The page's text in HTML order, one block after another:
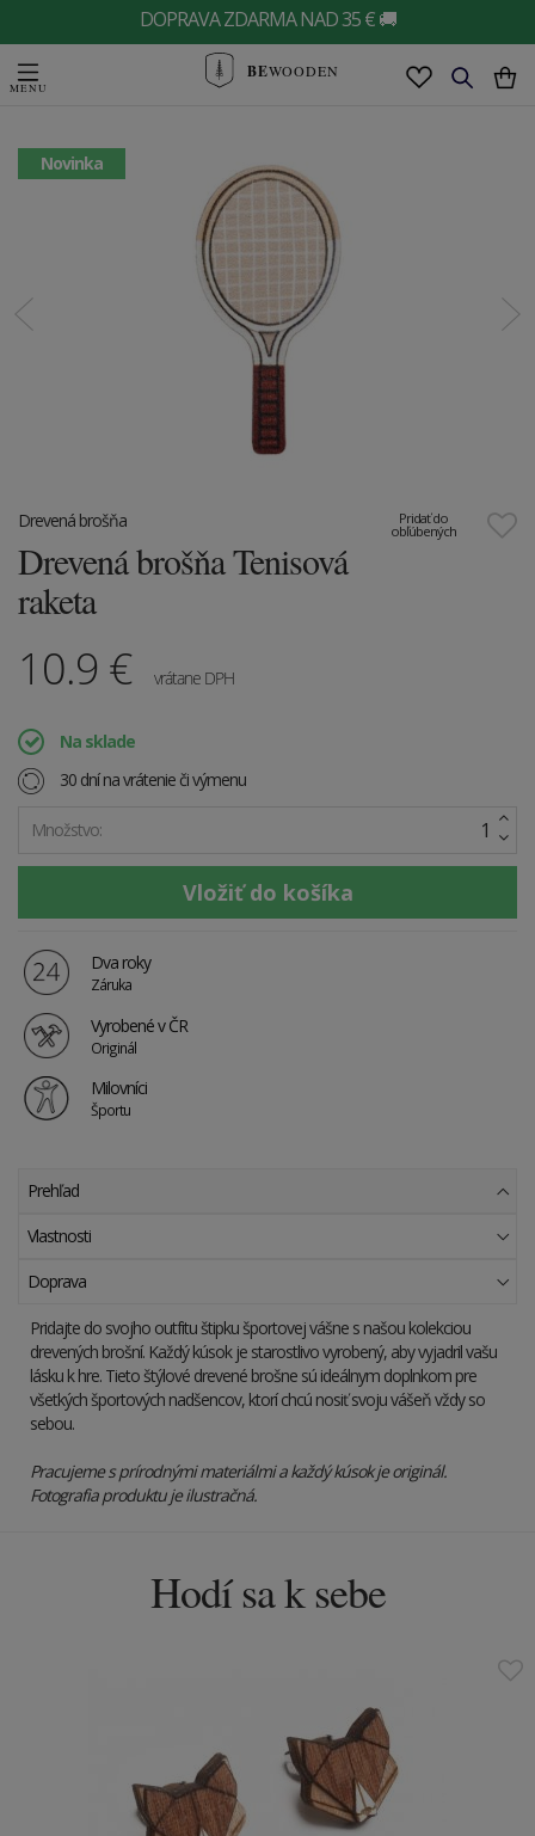
DOPRAVA ZDARMA NAD 35 € 🚚
BEWOODEN
Novinka
Pridať do
obľúbených
Drevená brošňa
Drevená brošňa Tenisová
raketa
10.9 € vrátane DPH
Na sklade
30 dní na vrátenie či výmenu
Množstvo:
Dva roky
Záruka
Vyrobené v ČR
Originál
Milovníci
Športu
Prehľad
Vlastnosti
Doprava
Pridajte do svojho outfitu štipku športovej vášne s našou kolekciou
drevených brošní. Každý kúsok je starostlivo vyrobený, aby vyjadril vašu
lásku k hre. Tieto štýlové drevené brošne sú ideálnym doplnkom pre
všetkých športových nadšencov, ktorí chcú nosiť svoju vášeň vždy so
sebou.
Pracujeme s prírodnými materiálmi a každý kúsok je originál.
Fotografia produktu je ilustračná.
Hodí sa k sebe